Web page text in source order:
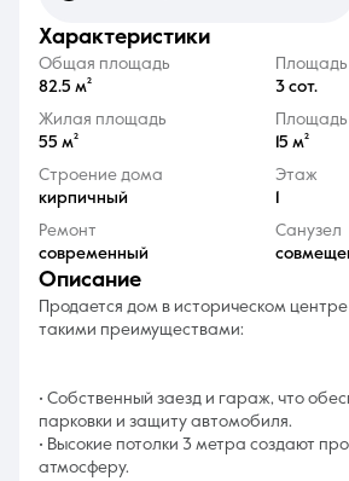
8 (861) 297-00-
Ежедневно с 08:30 до
характеристики
Общая площадь
82.5 м²
3 сот.
Жилая площадь
55 м²
Площадь
15 м²
Строение дома
кирпичный
Этаж
Ремонт
современный
Санузел
описание
Продается дом в историческом
такими преимуществами:
• Собственный заезд и гараж, что
парковки и защиту автомобиля.
• Высокие потолки 3 метра создают
атмосферу.